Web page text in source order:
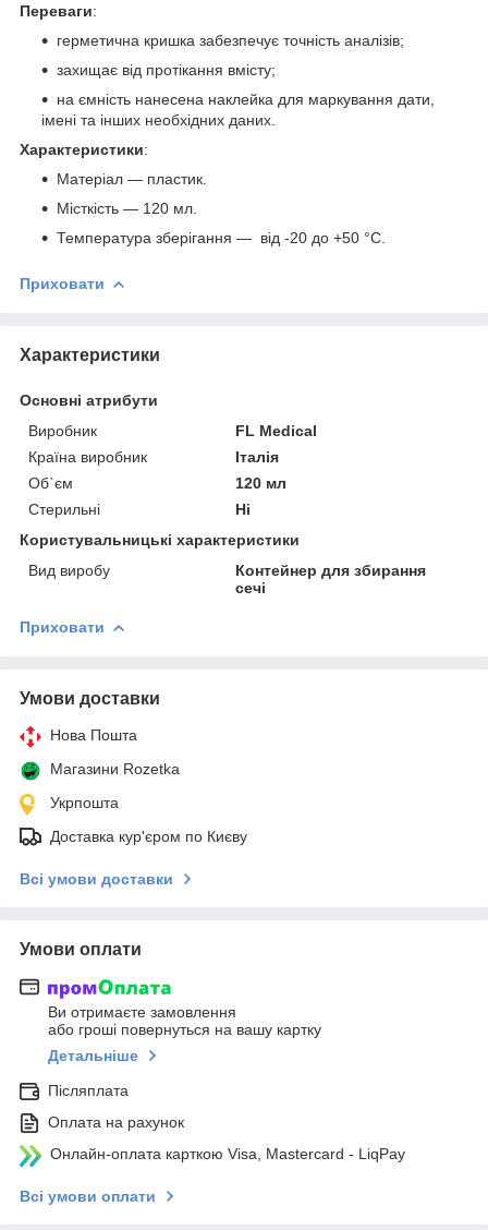
Переваги:
герметична кришка забезпечує точність аналізів;
захищає від протікання вмісту;
на ємність нанесена наклейка для маркування дати,
імені та інших необхідних даних.
Характеристики:
Матеріал — пластик.
Місткість — 120 мл.
Температура зберігання — від -20 до +50 °С.
Приховати
Характеристики
Основні атрибути
Виробник
FL Medical
Країна виробник
Італія
Об`єм
120 мл
Стерильні
Ні
Користувальницькі характеристики
Вид виробу
Контейнер для збирання
сечі
Приховати
Умови доставки
Нова Пошта
Магазини Rozetka
Укрпошта
Доставка кур'єром по Києву
Всі умови доставки
Умови оплати
Ви отримаєте замовлення
або гроші повернуться на вашу картку
Детальніше
Післяплата
Оплата на рахунок
Онлайн-оплата карткою Visa, Mastercard - LiqPay
Всі умови оплати